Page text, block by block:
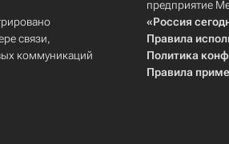
связи,
коммуникаций
предприятие
«Россия
Правила
Политика
Правила